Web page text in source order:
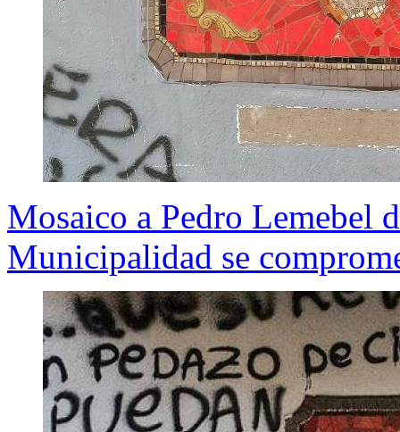
Mosaico a Pedro Lemebel
Municipalidad se